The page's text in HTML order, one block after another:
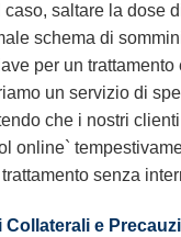
saltare la dose
schema di
per un trattamento
un servizio di
che i nostri
online`
senza
Collaterali e